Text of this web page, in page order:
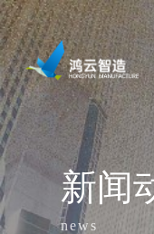
新闻
news